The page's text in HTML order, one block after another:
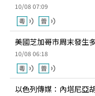
10/08 07:09
美國芝加哥市周末發生
10/08 06:18
以色列傳媒：內塔尼亞